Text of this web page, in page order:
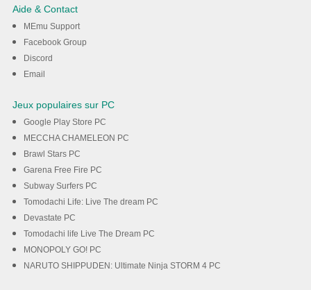
Aide & Contact
MEmu Support
Facebook Group
Discord
Email
Jeux populaires sur PC
Google Play Store PC
MECCHA CHAMELEON PC
Brawl Stars PC
Garena Free Fire PC
Subway Surfers PC
Tomodachi Life: Live The dream PC
Devastate PC
Tomodachi life Live The Dream PC
MONOPOLY GO! PC
NARUTO SHIPPUDEN: Ultimate Ninja STORM 4 PC